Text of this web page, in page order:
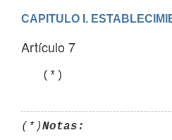
CAPITULO I.
Artículo 7
   (*)
(*)Notas: